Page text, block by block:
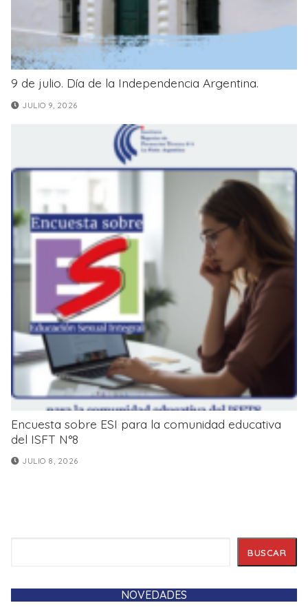
9 de julio. Día de la Independencia Argentina.
JULIO 9, 2026
Encuesta sobre ESI para la comunidad educativa
del ISFT N°8
JULIO 8, 2026
BUSCAR
NOVEDADES